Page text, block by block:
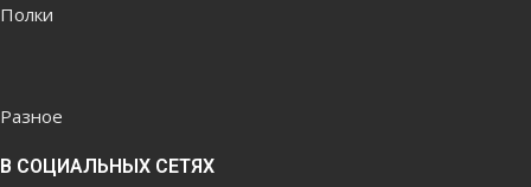
Полки
Разное
В СОЦИАЛЬНЫХ СЕТЯХ